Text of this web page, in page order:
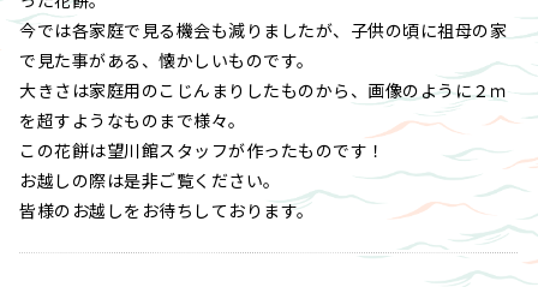
今では各家庭で見る機会も減りましたが、子供の頃に祖母の家
で見た事がある、懐かしいものです。
大きさは家庭用のこじんまりしたものから、画像のように２ｍ
を超すようなものまで様々。
この花餅は望川館スタッフが作ったものです！
お越しの際は是非ご覧ください。
皆様のお越しをお待ちしております。